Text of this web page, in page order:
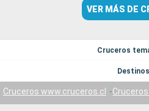
VER MÁS DE
Cruceros
Destinos
Cruceros www.cruceros.cl